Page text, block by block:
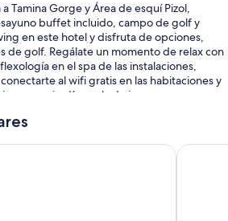
Tamina Gorge y Área de esquí Pizol,
buffet incluido, campo de golf y
en este hotel y disfruta de opciones,
de golf. Regálate un momento de relax con
en el spa de las instalaciones,
al wifi gratis en las habitaciones y
como jardín y sala de juegos.
otros servicios, como:
con camastros
Esos